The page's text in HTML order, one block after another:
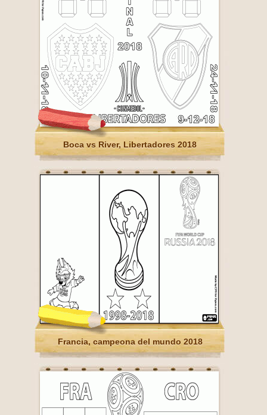
Boca vs River, Libertadores 2018
Francia, campeona del mundo 2018